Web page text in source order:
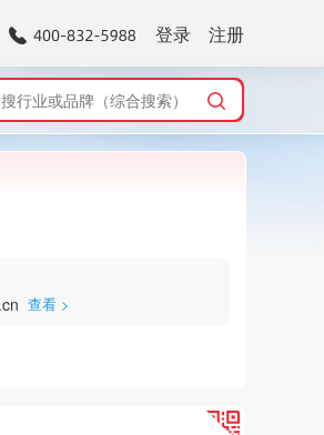
登录 注册
查看 >